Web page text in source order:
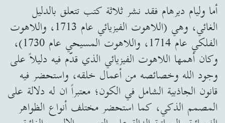
أما وليام ديرهام فقد نشر ثلاثة كتب تتعلق بالدليل
الغائي، وهي (اللاهوت الفيزيائي عام 1713، واللاهوت
الفلكي عام 1714، واللاهوت المسيحي عام 1730)،
وكان أهمها اللاهوت الفيزيائي الذي قدّم فيه دليلاً على
وجود الله وخصائصه من أعمال خلقه، واستحضر فيه
قانون الجاذبية الشامل في الكون؛ معتبراً ان له دلالة على
المصمم الذكي، كما استحضر مختلف أنواع الظواهر